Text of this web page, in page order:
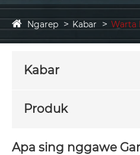
Ngarep Kabar Warta
Kabar
Produk
Apa sing nggawe